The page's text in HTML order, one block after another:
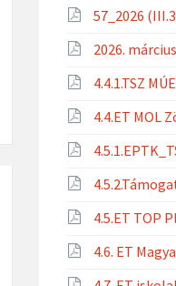
57_2026
2026.
4.4.1.TSZ
4.4.ET MOL
4.5.ET TOP
4.6. ET